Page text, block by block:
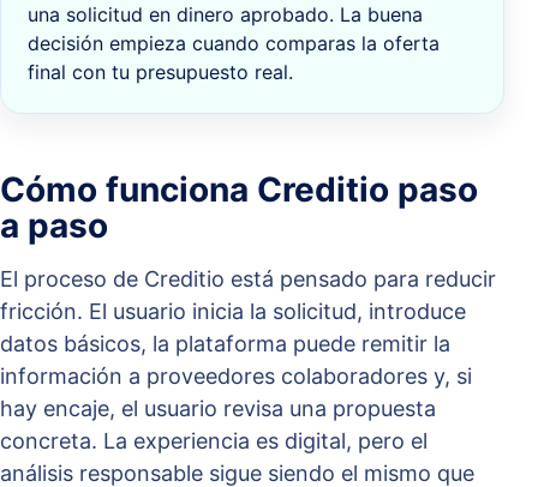
una solicitud en dinero aprobado. La buena
decisión empieza cuando comparas la oferta
final con tu presupuesto real.
Cómo funciona Creditio paso
a paso
El proceso de Creditio está pensado para reducir
fricción. El usuario inicia la solicitud, introduce
datos básicos, la plataforma puede remitir la
información a proveedores colaboradores y, si
hay encaje, el usuario revisa una propuesta
concreta. La experiencia es digital, pero el
análisis responsable sigue siendo el mismo que